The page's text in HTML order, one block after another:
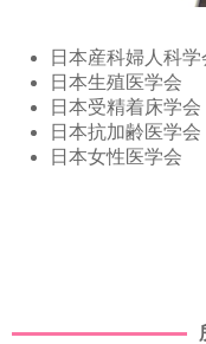
日本産科婦人科学
日本生殖医学会
日本受精着床学会
日本抗加齢医学会
日本女性医学会